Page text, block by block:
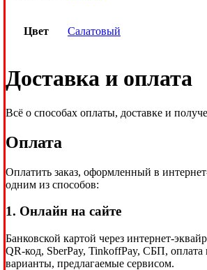
Цвет Салатовый
Доставка и оплата
Всё о способах оплаты, доставке и
Оплата
Оплатить заказ, оформленный в
одним из способов:
1. Онлайн на сайте
Банковской картой через интернет-
QR-код, SberPay, TinkoffPay, СБП, оплата
варианты, предлагаемые сервисом.